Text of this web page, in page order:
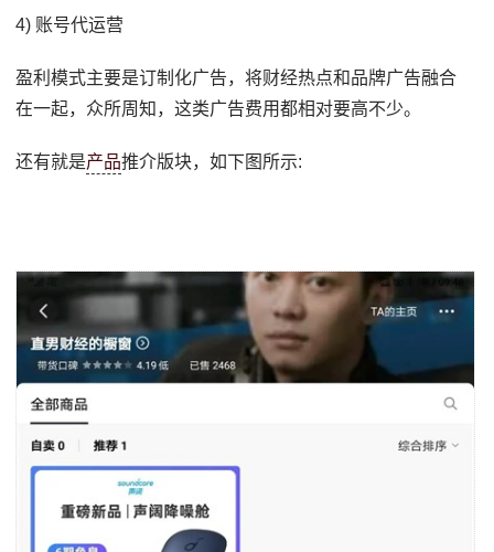
4) 账号代运营
盈利模式主要是订制化广告，将财经热点和品牌广告融合
在一起，众所周知，这类广告费用都相对要高不少。
还有就是产品推介版块，如下图所示: